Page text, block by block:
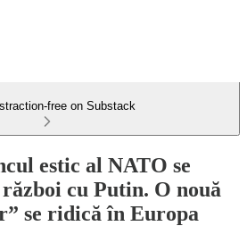
free on Substack
estic al NATO se
cu Putin. O nouă
se ridică în Europa